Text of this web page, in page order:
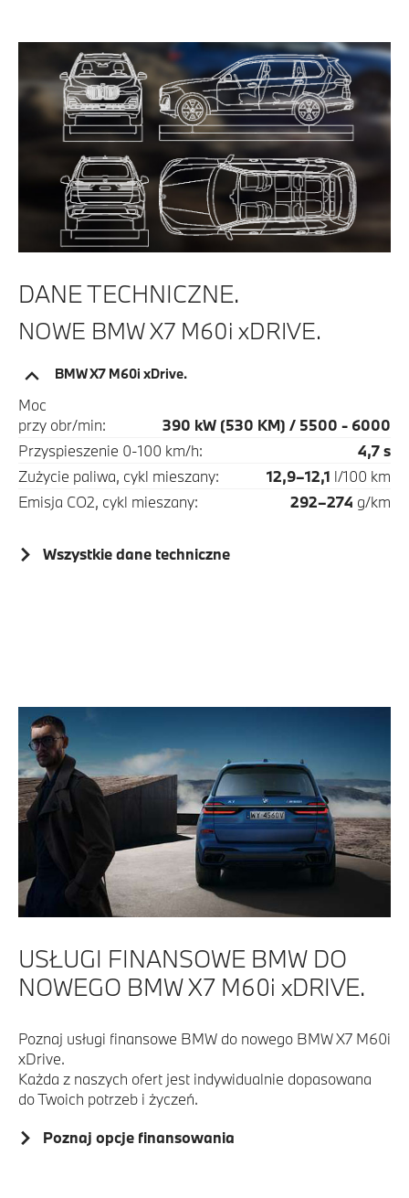
DANE TECHNICZNE.
NOWE BMW X7 M60i xDRIVE.
BMW X7 M60i xDrive.
Moc
przy obr/min:
390 kW (530 KM) / 5500 - 6000
Przyspieszenie 0-100 km/h:
4,7 s
Zużycie paliwa, cykl mieszany:
12,9–12,1 l/100 km
Emisja CO2, cykl mieszany:
292–274 g/km
Wszystkie dane techniczne
USŁUGI FINANSOWE BMW DO
NOWEGO BMW X7 M60i xDRIVE.
Poznaj usługi finansowe BMW do nowego BMW X7 M60i
xDrive.
Każda z naszych ofert jest indywidualnie dopasowana
do Twoich potrzeb i życzeń.
Poznaj opcje finansowania